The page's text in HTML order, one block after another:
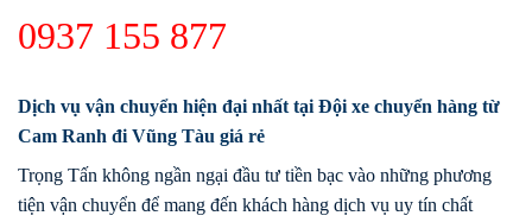
0937 155 877
Dịch vụ vận chuyển hiện đại nhất tại Đội xe chuyển hàng từ
Cam Ranh đi Vũng Tàu giá rẻ
Trọng Tấn không ngần ngại đầu tư tiền bạc vào những phương
tiện vận chuyển để mang đến khách hàng dịch vụ uy tín chất